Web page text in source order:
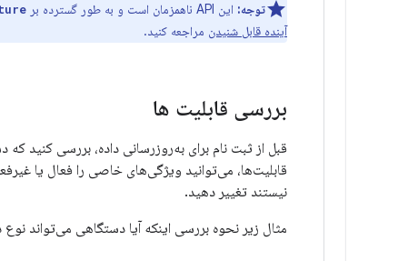
توجه: این API ناهمزمان است و به طور گسترده بر
آینده قابل شنیدن مراجعه کنید.
بررسی قابلیت ها
قبل از ثبت نام برای به‌روزرسانی داده، بررسی کنید که
قابلیت‌ها، می‌توانید ویژگی‌های خاصی را فعال یا
نیستند تغییر دهید.
مثال زیر نحوه بررسی اینکه آیا دستگاهی می‌تواند نوع